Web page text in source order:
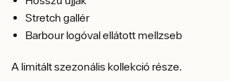
Stretch gallér
Barbour logóval ellátott mellzseb
A limitált szezonális kollekció része.